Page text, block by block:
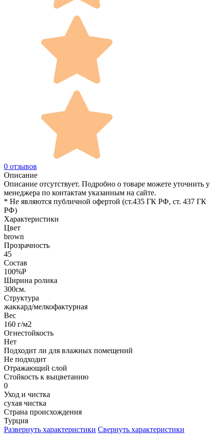
0 отзывов
Описание
Описание отсутствует. Подробно о товаре можете уточнить у
менеджера по контактам указанным на сайте.
* Не являются публичной офертой (ст.435 ГК РФ, cт. 437 ГК
РФ)
Характеристики
Цвет
brown
Прозрачность
45
Состав
100%P
Ширина ролика
300см.
Структура
жаккард/мелкофактурная
Вес
160 г/м2
Огнестойкость
Нет
Подходит ли для влажных помещений
Не подходит
Отражающий слой
Стойкость к выцветанию
0
Уход и чистка
сухая чистка
Страна происхождения
Турция
Развернуть характеристики Свернуть характеристики